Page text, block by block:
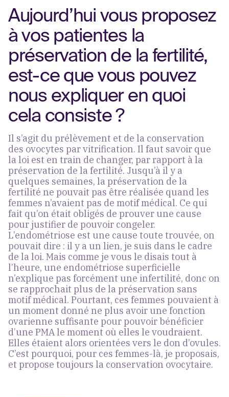
Aujourd’hui vous proposez
à vos patientes la
préservation de la fertilité,
est-ce que vous pouvez
nous expliquer en quoi
cela consiste ?
Il s’agit du prélèvement et de la conservation
des ovocytes par vitrification. Il faut savoir que
la loi est en train de changer, par rapport à la
préservation de la fertilité. Jusqu’à il y a
quelques semaines, la préservation de la
fertilité ne pouvait pas être réalisée quand les
femmes n’avaient pas de motif médical. Ce qui
fait qu’on était obligés de prouver une cause
pour justifier de pouvoir congeler.
L’endométriose est une cause toute trouvée, on
pouvait dire : il y a un lien, je suis dans le cadre
de la loi. Mais comme je vous le disais tout à
l’heure, une endométriose superficielle
n’explique pas forcément une infertilité, donc on
se rapprochait plus de la préservation sans
motif médical. Pourtant, ces femmes pouvaient à
un moment donné ne plus avoir une fonction
ovarienne suffisante pour pouvoir bénéficier
d’une PMA le moment où elles le voudraient.
Elles étaient alors orientées vers le don d’ovules.
C’est pourquoi, pour ces femmes-là, je proposais,
et propose toujours la conservation ovocytaire.